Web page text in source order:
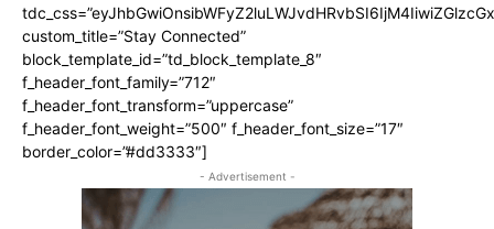
custom_title=”Stay Connected”
block_template_id=”td_block_template_8″
f_header_font_family=”712″
f_header_font_transform=”uppercase”
f_header_font_weight=”500″ f_header_font_size=”17″
border_color=”#dd3333″]
- Advertisement -